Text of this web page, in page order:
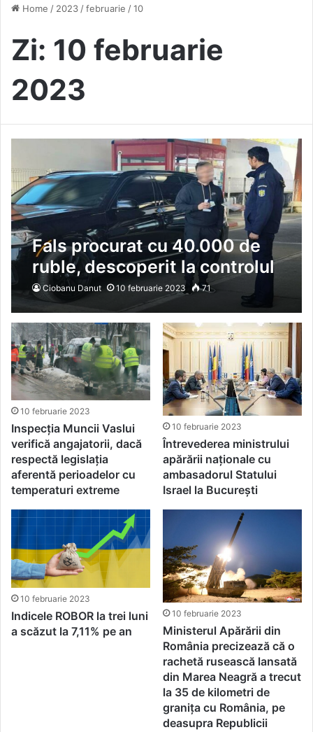
Home / 2023 /februarie /10
Zi: 10 februarie
2023
Fals procurat cu 40.000 de
ruble, descoperit la controlul
de frontieră
Ciobanu Danut 10 februarie 2023 71
10 februarie 2023
Inspecția Muncii Vaslui
verifică angajatorii, dacă
respectă legislația
aferentă perioadelor cu
temperaturi extreme
10 februarie 2023
Întrevederea ministrului
apărării naționale cu
ambasadorul Statului
Israel la București
10 februarie 2023
Indicele ROBOR la trei luni
a scăzut la 7,11% pe an
10 februarie 2023
Ministerul Apărării din
România precizează că o
rachetă rusească lansată
din Marea Neagră a trecut
la 35 de kilometri de
granița cu România, pe
deasupra Republicii